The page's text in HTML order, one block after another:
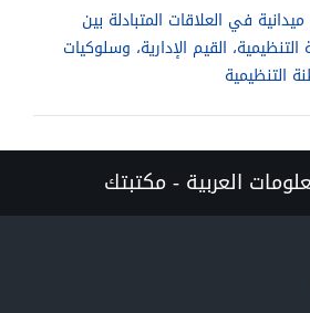
في العلاقات المتبادلة بين
التنظيمية، القيم الإدارية، وسلوكيات
التنظيمية
العربية - مكتبتك